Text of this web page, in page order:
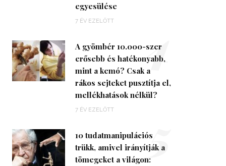
egyesülése
7 ÉV EZELŐTT
A gyömbér 10.000-szer
erősebb és hatékonyabb,
mint a kemó? Csak a
rákos sejteket pusztítja el,
mellékhatások nélkül?
7 ÉV EZELŐTT
4
10 tudatmanipulációs
trükk, amivel irányítják a
tömegeket a világon:5